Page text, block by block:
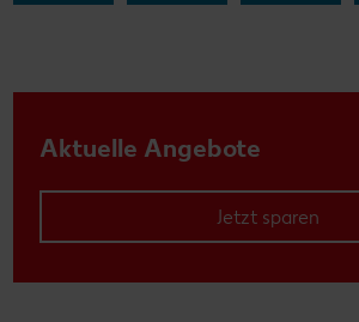
Aktuelle Angebote
Jetzt sparen